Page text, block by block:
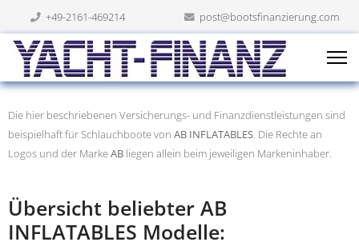
+49-2161-469214 post@bootsfinanzierung.com
Die hier beschriebenen Versicherungs- und Finanzdienstleistungen sind
beispielhaft für Schlauchboote von AB INFLATABLES. Die Rechte an
Logos und der MarkeAB liegen allein beim jeweiligen Markeninhaber.
Übersicht beliebter AB
INFLATABLES Modelle: